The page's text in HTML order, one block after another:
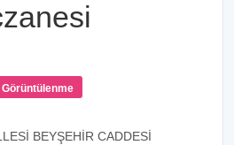
Görüntülenme
BEYŞEHİR CADDESİ